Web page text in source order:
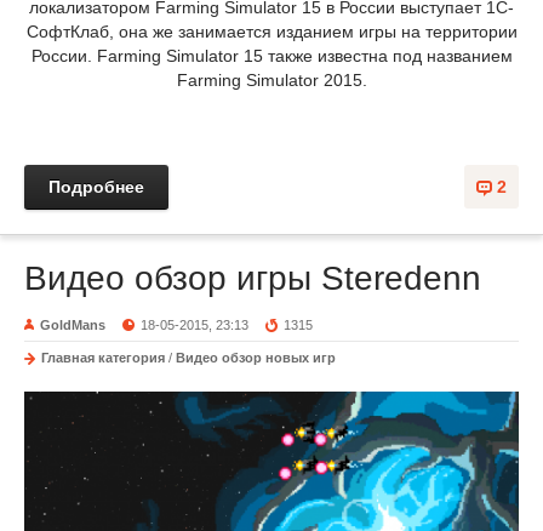
локализатором Farming Simulator 15 в России выступает 1С-
СофтКлаб, она же занимается изданием игры на территории
России. Farming Simulator 15 также известна под названием
Farming Simulator 2015.
2
Подробнее
Видео обзор игры Steredenn
GoldMans 18-05-2015, 23:13 1315
Главная категория / Видео обзор новых игр